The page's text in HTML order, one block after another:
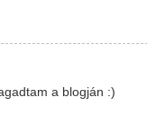
a blogján :)